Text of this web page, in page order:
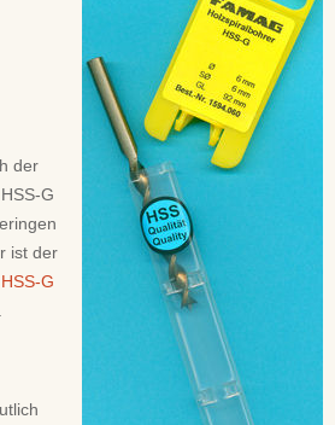
der
G
ist der
G